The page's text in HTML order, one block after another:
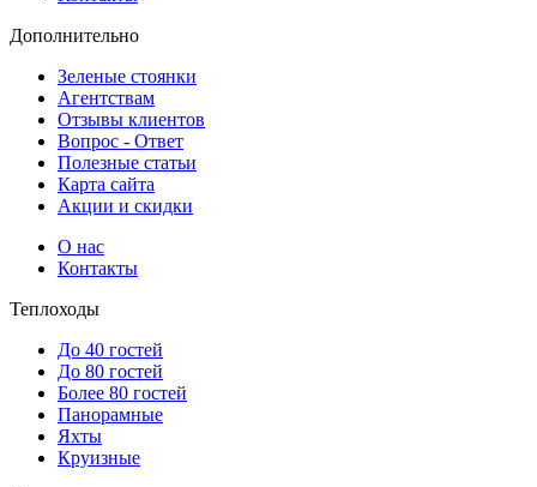
Дополнительно
Зеленые стоянки
Агентствам
Отзывы клиентов
Вопрос - Ответ
Полезные статьи
Карта сайта
Акции и скидки
О нас
Контакты
Теплоходы
До 40 гостей
До 80 гостей
Более 80 гостей
Панорамные
Яхты
Круизные